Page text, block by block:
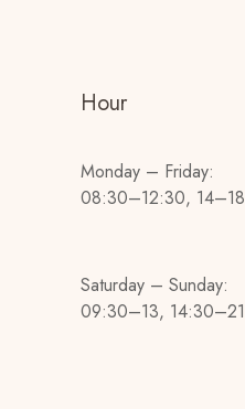
Hour
Monday – Friday:
08:30–12:30, 14–18
Saturday – Sunday:
09:30–13, 14:30–21